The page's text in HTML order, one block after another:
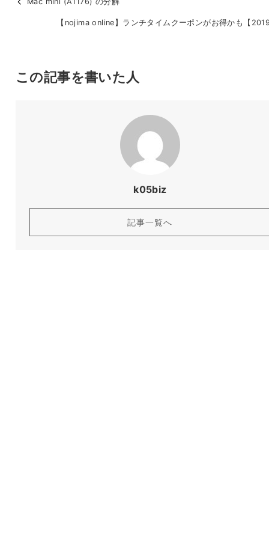
【nojima online】ランチタイムクーポンがお得かも【
この記事を書いた人
k05biz
記事一覧へ